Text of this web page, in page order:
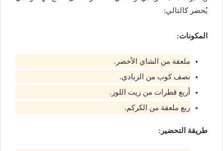
يُحضر كالتالي:
المكونات:
ملعقة من الشاي الأخضر.
نصف كوب من الزبادي.
أربع قطرات من زيت اللوز.
ربع ملعقة من الكركم.
طريقة التحضير: